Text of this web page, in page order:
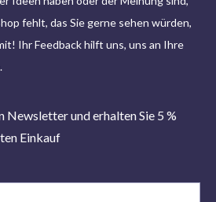
fehlt, das Sie gerne sehen würden,
Ihr Feedback hilft uns, uns an Ihre
Newsletter und erhalten Sie 5 %
Einkauf